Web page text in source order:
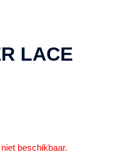
LACE
beschikbaar.